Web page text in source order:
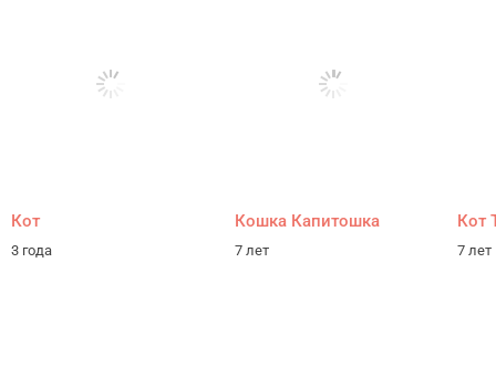
Кот
3 года
Кошка Капитошка
7 лет
Кот
7 лет